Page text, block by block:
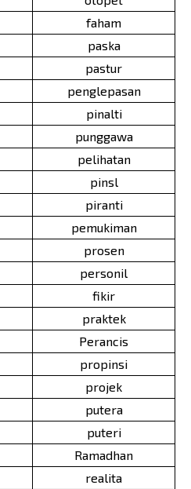
faham
paska
pastur
penglepasan
pinalti
punggawa
pelihatan
pinsl
piranti
pemukiman
prosen
personil
fikir
praktek
Perancis
propinsi
projek
putera
puteri
Ramadhan
realita